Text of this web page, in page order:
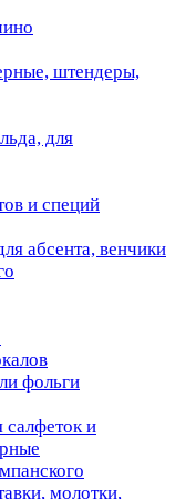
штендеры,
для
и специй
абсента, венчики
фольги
салфеток и
молотки,